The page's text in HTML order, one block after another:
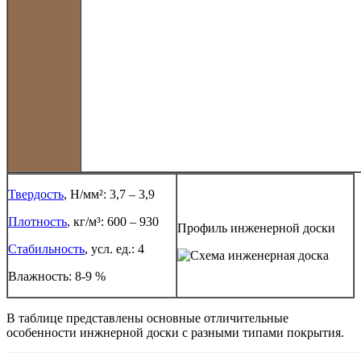
Твердость, Н/мм²: 3,7 – 3,9
Плотность, кг/м³: 600 – 930
Стабильность, усл. ед.: 4
Влажность: 8-9 %
Профиль инженерной доски
В таблице представлены основные отличительные
особенности инжнерной доски с разными типами покрытия.